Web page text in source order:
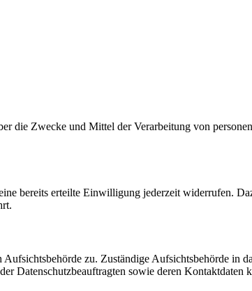
die Zwecke und Mittel der Verarbeitung von
bereits erteilte Einwilligung jederzeit widerrufen.
zu. Zuständige Aufsichtsbehörde in
Datenschutzbeauftragten sowie deren